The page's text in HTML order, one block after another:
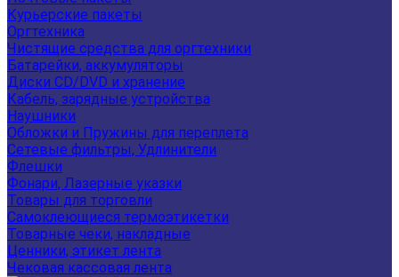
Курьерские пакеты
Оргтехника
Чистящие средства для оргтехники
Батарейки, аккумуляторы
Диски CD/DVD и хранение
Кабель, зарядные устройства
Наушники
Обложки и Пружины для переплета
Сетевые фильтры, Удлинители
Флешки
Фонари, Лазерные указки
Товары для торговли
Самоклеющиеся термоэтикетки
Товарные чеки, накладные
Ценники, этикет лента
Чековая кассовая лента